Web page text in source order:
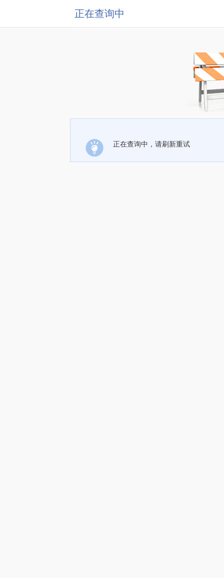
正在查询中
正在查询中，请刷新重试